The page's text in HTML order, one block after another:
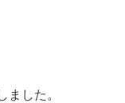
ました。